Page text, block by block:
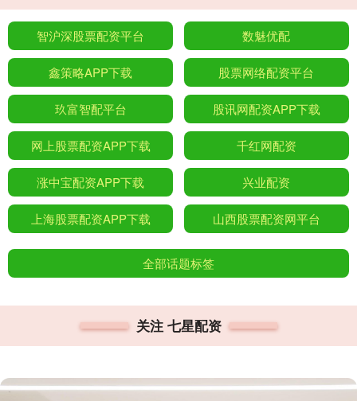
智沪深股票配资平台 数魅优配
鑫策略APP下载 股票网络配资平台
玖富智配平台 股讯网配资APP下载
网上股票配资APP下载 千红网配资
涨中宝配资APP下载 兴业配资
上海股票配资APP下载 山西股票配资网平台
全部话题标签
关注 七星配资